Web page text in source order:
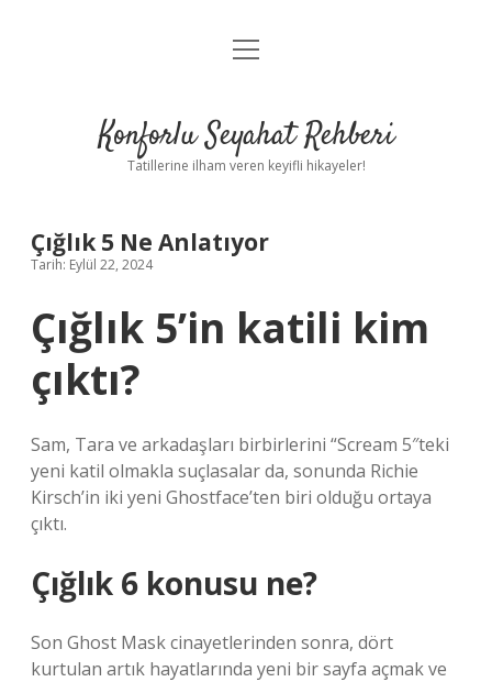
Anasayfa
Yasal Uyarı
menüyü
Konforlu Seyahat Rehberi
Tatillerine ilham veren keyifli hikayeler!
Çığlık 5 Ne Anlatıyor
Tarih: Eylül 22, 2024
Çığlık 5’in katili kim
çıktı?
Sam, Tara ve arkadaşları birbirlerini “Scream 5″teki
yeni katil olmakla suçlasalar da, sonunda Richie
Kirsch’in iki yeni Ghostface’ten biri olduğu ortaya
çıktı.
Çığlık 6 konusu ne?
Son Ghost Mask cinayetlerinden sonra, dört
kurtulan artık hayatlarında yeni bir sayfa açmak ve